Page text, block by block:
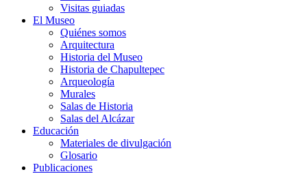
Visitas guiadas
El Museo
Quiénes somos
Arquitectura
Historia del Museo
Historia de Chapultepec
Arqueología
Murales
Salas de Historia
Salas del Alcázar
Educación
Materiales de divulgación
Glosario
Publicaciones